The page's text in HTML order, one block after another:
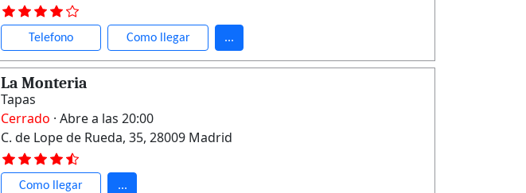
Telefono Como llegar ...
La Monteria
Tapas
Cerrado · Abre a las 20:00
C. de Lope de Rueda, 35, 28009 Madrid
Como llegar ...